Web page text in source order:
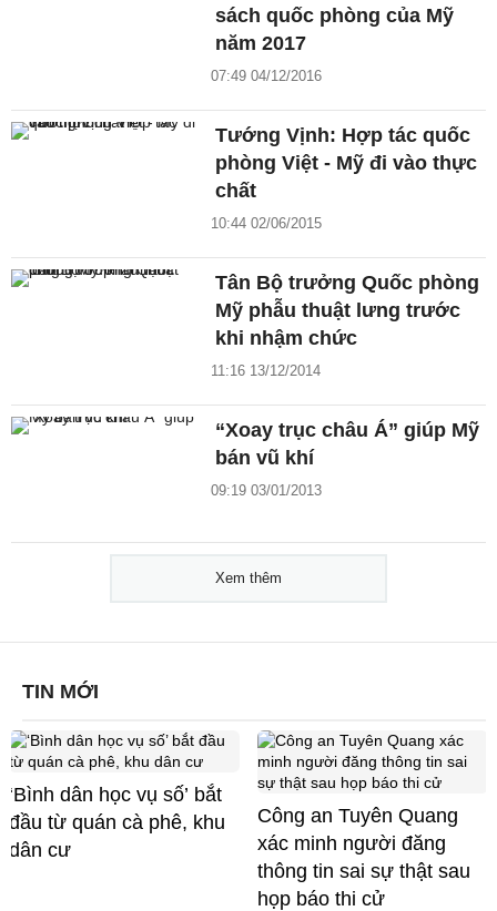
sách quốc phòng của Mỹ
năm 2017
07:49 04/12/2016
Tướng Vịnh: Hợp tác quốc
phòng Việt - Mỹ đi vào thực
chất
10:44 02/06/2015
Tân Bộ trưởng Quốc phòng
Mỹ phẫu thuật lưng trước
khi nhậm chức
11:16 13/12/2014
“Xoay trục châu Á” giúp Mỹ
bán vũ khí
09:19 03/01/2013
Xem thêm
TIN MỚI
‘Bình dân học vụ số’ bắt
đầu từ quán cà phê, khu
dân cư
Công an Tuyên Quang
xác minh người đăng
thông tin sai sự thật sau
họp báo thi cử